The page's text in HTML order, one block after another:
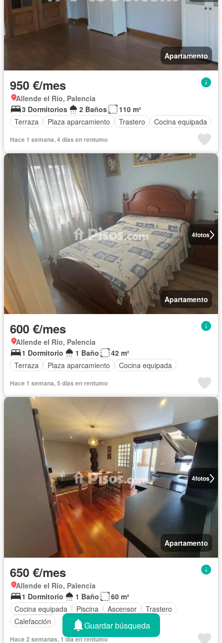
Apartamento
950 €/mes
Allende el Río, Palencia
3 Dormitorios
2 Baños
110 m²
Terraza
Plaza aparcamiento Trastero Cocina equipada
Hace 1 semana, 4 días en rentumo
4fotos
Apartamento
600 €/mes
Allende el Río, Palencia
1 Dormitorio
1 Baño
42 m²
Terraza
Plaza aparcamiento Cocina equipada
Hace 1 semana, 5 días en rentumo
4fotos
Apartamento
650 €/mes
Allende el Río, Palencia
1 Dormitorio
1 Baño
60 m²
Cocina equipada
Piscina Ascensor
Trastero
Calefacción
Hace 2 semanas, 1 día en rentumo
Guardar búsqueda